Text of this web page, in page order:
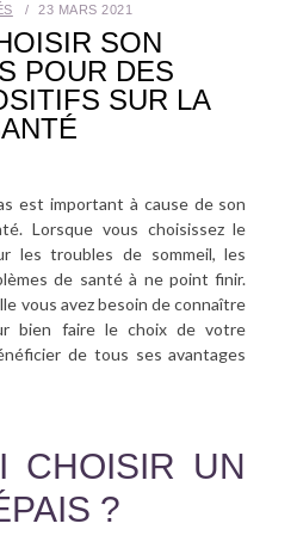
23 MARS 2021
SON
POUR DES
SUR LA
est important à cause de son
Lorsque vous choisissez le
les troubles de sommeil, les
de santé à ne point finir.
vous avez besoin de connaître
bien faire le choix de votre
de tous ses avantages
CHOISIR UN
?